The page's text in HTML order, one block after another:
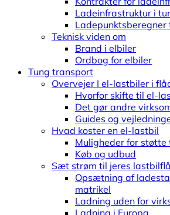
Ladeinfrastruktur i
Ladepunktsberegner
Teknisk viden om
Brand i elbiler
Ordbog for elbiler
Tung transport
Overvejer I el-lastbiler i
Hvorfor skifte til el-
Det gør andre
Guides og
Hvad koster en el-lastbil
Muligheder for
Køb og udbud
Sæt strøm til jeres
Opsætning af
matrikel
Ladning uden for
Ladning i Europa